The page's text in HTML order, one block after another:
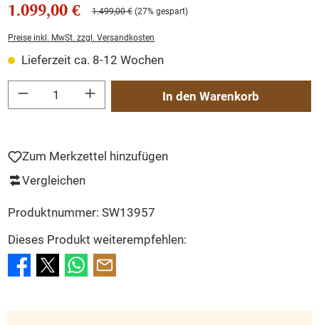
1.099,00 € 1.499,00 € (27% gespart)
Preise inkl. MwSt. zzgl. Versandkosten
Lieferzeit ca. 8-12 Wochen
Produkt Anzahl: Gib den gewünschten Wert ein oder benutze die Schaltflächen
In den Warenkorb
Zum Merkzettel hinzufügen
Vergleichen
Produktnummer: SW13957
Dieses Produkt weiterempfehlen: